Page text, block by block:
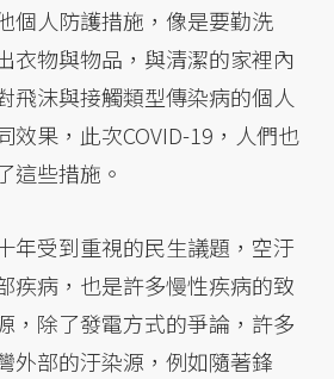
個人防護措施，像是要勤洗
衣物與物品，與清潔的家裡內
飛沫與接觸類型傳染病的個人
效果，此次COVID-19，人們也
這些措施。
年受到重視的民生議題，空汙
疾病，也是許多慢性疾病的致
，除了發電方式的爭論，許多
外部的汙染源，例如隨著鋒